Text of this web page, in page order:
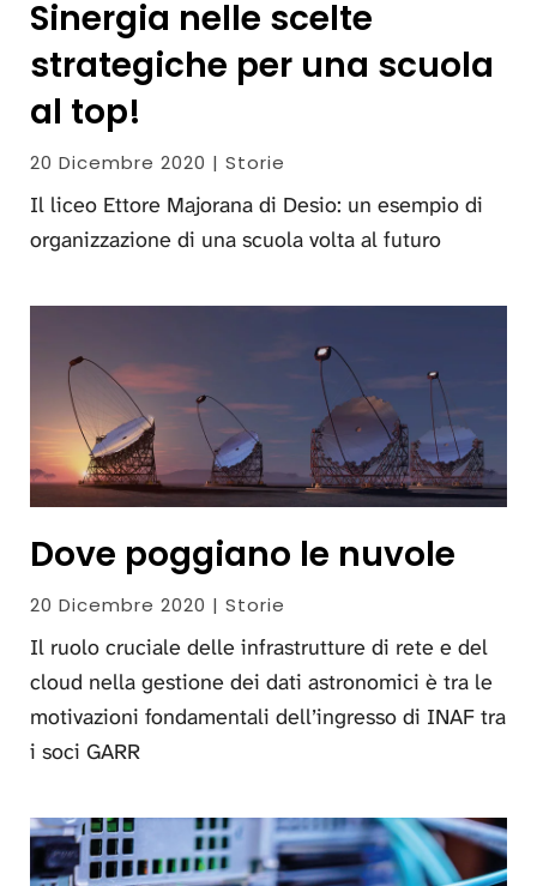
Sinergia nelle scelte
strategiche per una scuola
al top!
20 Dicembre 2020 | Storie
Il liceo Ettore Majorana di Desio: un esempio di
organizzazione di una scuola volta al futuro
Dove poggiano le nuvole
20 Dicembre 2020 | Storie
Il ruolo cruciale delle infrastrutture di rete e del
cloud nella gestione dei dati astronomici è tra le
motivazioni fondamentali dell’ingresso di INAF tra
i soci GARR